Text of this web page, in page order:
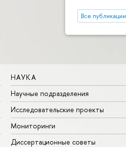
Все публикации
НАУКА
Научные подразделения
Исследовательские проекты
Мониторинги
Диссертационные советы